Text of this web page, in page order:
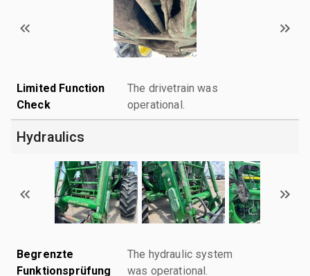
Limited Function
Check
The drivetrain was
operational.
Hydraulics
Begrenzte
Funktionsprüfung
The hydraulic system
was operational.